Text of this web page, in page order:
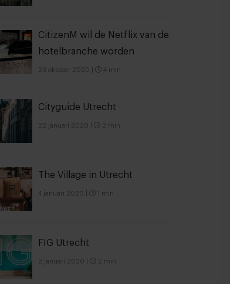
CitizenM wil de Netflix van de
hotelbranche worden
23 oktober 2020 4 min
Cityguide Utrecht
22 januari 2020 2 min
The Village in Utrecht
4 januari 2020 1 min
FIG Utrecht
2 januari 2020 2 min